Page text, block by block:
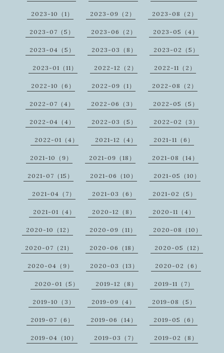
2023-10（1） 2023-09（2） 2023-08（2）
2023-07（5） 2023-06（2） 2023-05（4）
2023-04（5） 2023-03（8） 2023-02（5）
2023-01（11） 2022-12（2） 2022-11（2）
2022-10（6） 2022-09（1） 2022-08（2）
2022-07（4） 2022-06（3） 2022-05（5）
2022-04（4） 2022-03（5） 2022-02（3）
2022-01（4） 2021-12（4） 2021-11（6）
2021-10（9） 2021-09（18） 2021-08（14）
2021-07（15） 2021-06（10） 2021-05（10）
2021-04（7） 2021-03（6） 2021-02（5）
2021-01（4） 2020-12（8） 2020-11（4）
2020-10（12） 2020-09（11） 2020-08（10）
2020-07（21） 2020-06（18） 2020-05（12）
2020-04（9） 2020-03（13） 2020-02（6）
2020-01（5） 2019-12（8） 2019-11（7）
2019-10（3） 2019-09（4） 2019-08（5）
2019-07（6） 2019-06（14） 2019-05（6）
2019-04（10） 2019-03（7） 2019-02（8）